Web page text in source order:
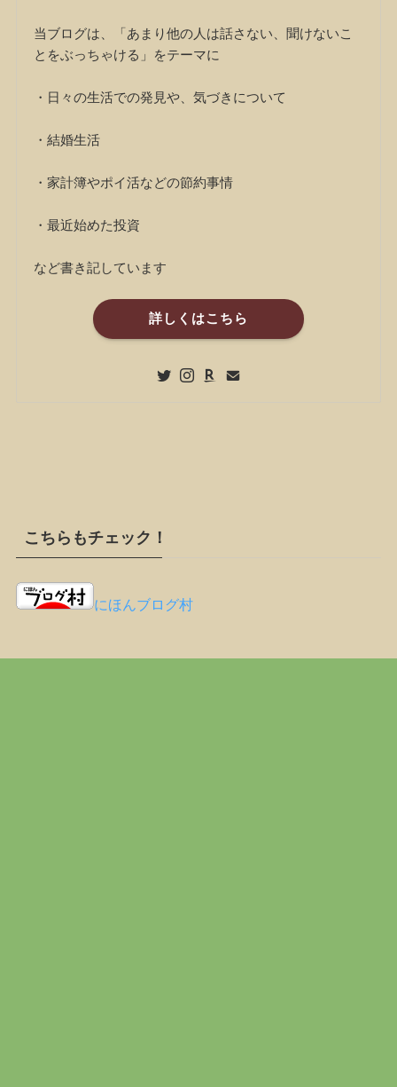
当ブログは、「あまり他の人は話さない、聞けないこ
とをぶっちゃける」をテーマに
・日々の生活での発見や、気づきについて
・結婚生活
・家計簿やポイ活などの節約事情
・最近始めた投資
など書き記しています
詳しくはこちら
こちらもチェック！
にほんブログ村